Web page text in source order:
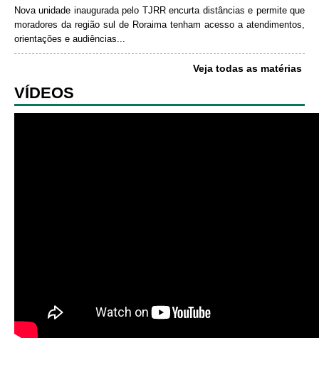
Nova unidade inaugurada pelo TJRR encurta distâncias e permite que
moradores da região sul de Roraima tenham acesso a atendimentos,
orientações e audiências...
Veja todas as matérias
VÍDEOS